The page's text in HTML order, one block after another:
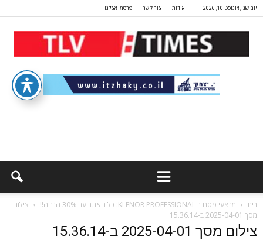
יום שני, אוגוסט 10, 2026 אודות צור קשר פרסמו אצלנו
בית מבצעי פסח ב KLENOR PROFESSIONAL: כל האתר עד 30% הנחה!!
צילום
מסך 2025-04-01 ב-15.36.14
צילום מסך 2025-04-01 ב-15.36.14